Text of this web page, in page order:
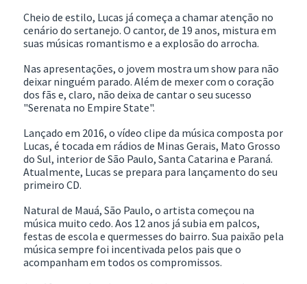
Cheio de estilo, Lucas já começa a chamar atenção no
cenário do sertanejo. O cantor, de 19 anos, mistura em
suas músicas romantismo e a explosão do arrocha.
Nas apresentações, o jovem mostra um show para não
deixar ninguém parado. Além de mexer com o coração
dos fãs e, claro, não deixa de cantar o seu sucesso
"Serenata no Empire State".
Lançado em 2016, o vídeo clipe da música composta por
Lucas, é tocada em rádios de Minas Gerais, Mato Grosso
do Sul, interior de São Paulo, Santa Catarina e Paraná.
Atualmente, Lucas se prepara para lançamento do seu
primeiro CD.
Natural de Mauá, São Paulo, o artista começou na
música muito cedo. Aos 12 anos já subia em palcos,
festas de escola e quermesses do bairro. Sua paixão pela
música sempre foi incentivada pelos pais que o
acompanham em todos os compromissos.